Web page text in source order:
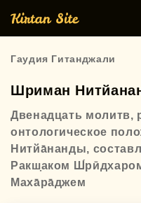
Гаудия Гитанджали
Шриман
Двенадцать
онтологическое
Нитйа̄нанды,
Ракш̣аком
Маха̄ра̄джем